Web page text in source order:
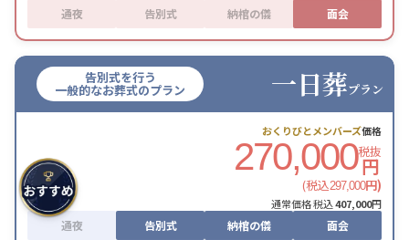
通夜 告別式 納棺の儀 面会
告別式を行う
一般的なお葬式のプラン 一日葬プラン
おくりびとメンバーズ価格
270,000税抜
円
(税込297,000円)
通常価格 税込407,000円
通夜 告別式 納棺の儀 面会